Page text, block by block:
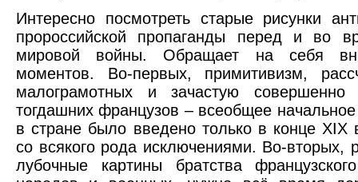
Интересно посмотреть старые рисунки
пророссийской пропаганды перед и во
мировой войны. Обращает на себя
моментов. Во-первых, примитивизм,
малограмотных и зачастую совершенно
тогдашних французов – всеобщее
в стране было введено только в конце XIX
со всякого рода исключениями. Во-вторых,
лубочные картины братства